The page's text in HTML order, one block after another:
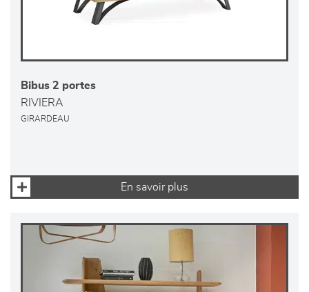
Bibus 2 portes
RIVIERA
GIRARDEAU
En savoir plus